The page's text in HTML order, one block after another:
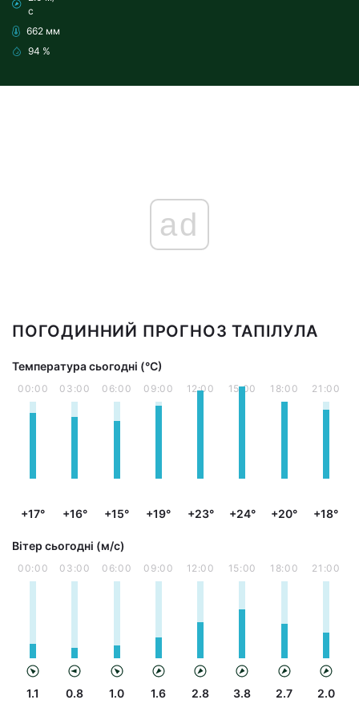
с
662 мм
94 %
ad
ПОГОДИННИЙ ПРОГНОЗ ТАПІЛУЛА
Температура сьогодні (°С)
00:00
+17°
03:00
+16°
06:00
+15°
09:00
+19°
12:00
+23°
15:00
+24°
18:00
+20°
21:00
+18°
Вітер сьогодні (м/с)
00:00
1.1
03:00
0.8
06:00
1.0
09:00
1.6
12:00
2.8
15:00
3.8
18:00
2.7
21:00
2.0